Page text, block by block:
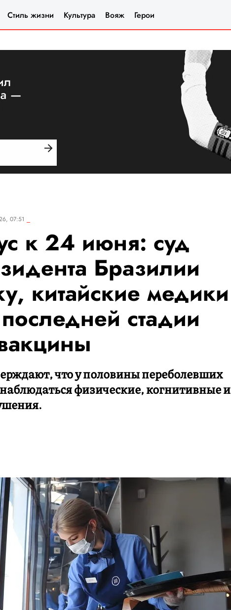
Стиль жизни Культура Вояж Герои
07:51
к 24 июня: суд
Бразилии
китайские медики
стадии
что у половины переболевших
физические, когнитивные и